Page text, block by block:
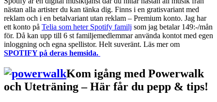
nästan alla artister du kan tänka dig. Finns i en gratisvariant med
reklam och i en betalvariant utan reklam – Premium konto. Jag har
ett konto på Telia som heter Spotify familj som jag betalar 149:-/mån
för. Då kan upp till 6 st familjemedlemmar använda kontot med egen
inloggning och egna spellistor. Helt suveränt. Läs mer om
SPOTIFY på deras hemsida.
Kom igång med Powerwalk
och Uteträning – Här får du pepp & tips!